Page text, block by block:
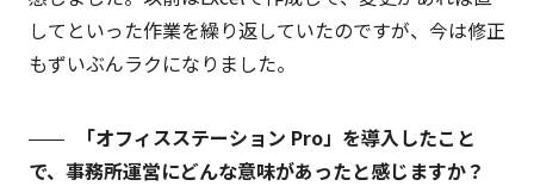
してといった作業を繰り返していたのですが、今は修正
もずいぶんラクになりました。
「オフィスステーション Pro」を導入したこと
で、事務所運営にどんな意味があったと感じますか？